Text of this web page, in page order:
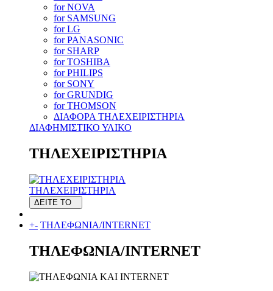
for NOVA
for SAMSUNG
for LG
for PANASONIC
for SHARP
for TOSHIBA
for PHILIPS
for SONY
for GRUNDIG
for THOMSON
ΔΙΑΦΟΡΑ ΤΗΛΕΧΕΙΡΙΣΤΗΡΙΑ
ΔΙΑΦΗΜΙΣΤΙΚΟ ΥΛΙΚΟ
ΤΗΛΕΧΕΙΡΙΣΤΗΡΙΑ
ΤΗΛΕΧΕΙΡΙΣΤΗΡΙΑ
ΔΕΙΤΕ ΤΟ
+- ΤΗΛΕΦΩΝΙΑ/INTERNET
ΤΗΛΕΦΩΝΙΑ/INTERNET